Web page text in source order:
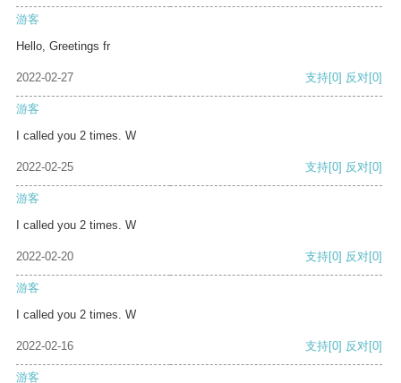
游客
Hello, Greetings fr
2022-02-27 支持[0] 反对[0]
游客
I called you 2 times. W
2022-02-25 支持[0] 反对[0]
游客
I called you 2 times. W
2022-02-20 支持[0] 反对[0]
游客
I called you 2 times. W
2022-02-16 支持[0] 反对[0]
游客